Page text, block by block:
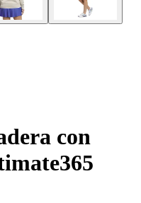
con